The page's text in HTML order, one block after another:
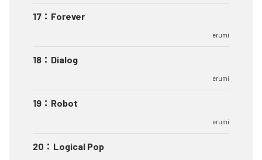
17 ： Forever
erumi
18 ： Dialog
erumi
19 ： Robot
erumi
20 ： Logical Pop